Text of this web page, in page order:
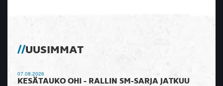
UUSIMMAT
07.08.2026
KESÄTAUKO OHI - RALLIN SM-SARJA JATKUU